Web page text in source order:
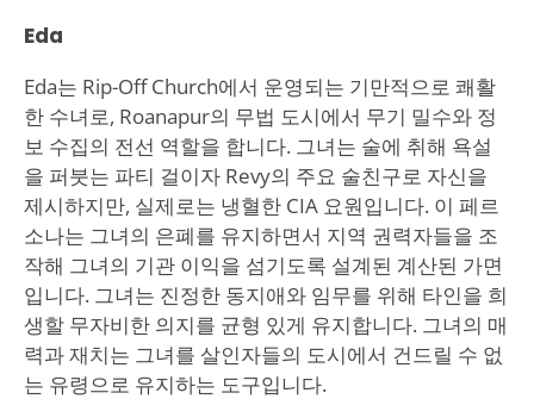
Eda
Eda는 Rip-Off Church에서 운영되는 기만적으로 쾌활
한 수녀로, Roanapur의 무법 도시에서 무기 밀수와 정
보 수집의 전선 역할을 합니다. 그녀는 술에 취해 욕설
을 퍼붓는 파티 걸이자 Revy의 주요 술친구로 자신을
제시하지만, 실제로는 냉혈한 CIA 요원입니다. 이 페르
소나는 그녀의 은폐를 유지하면서 지역 권력자들을 조
작해 그녀의 기관 이익을 섬기도록 설계된 계산된 가면
입니다. 그녀는 진정한 동지애와 임무를 위해 타인을 희
생할 무자비한 의지를 균형 있게 유지합니다. 그녀의 매
력과 재치는 그녀를 살인자들의 도시에서 건드릴 수 없
는 유령으로 유지하는 도구입니다.